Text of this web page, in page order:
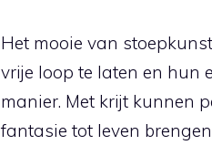
Het mooie van
vrije loop te laten en hun
manier. Met krijt kunnen
fantasie tot leven